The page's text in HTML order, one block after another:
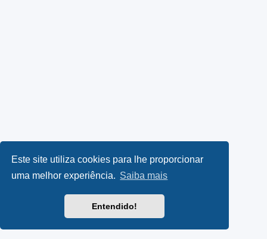
Este site utiliza cookies para lhe proporcionar
uma melhor experiência. Saiba mais
Entendido!